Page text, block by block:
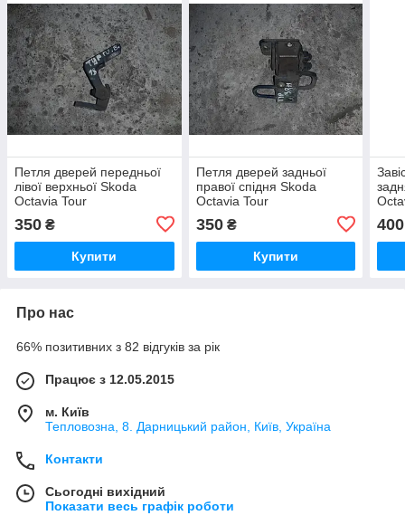
Петля дверей передньої
лівої верхньої Skoda
Octavia Tour
350 ₴
Купити
Петля дверей задньої
правої спідня Skoda
Octavia Tour
350₴
Купити
400
Про нас
66% позитивних з 82 відгуків за рік
Працює з 12.05.2015
м. Київ
Тепловозна, 8. Дарницький район, Київ, Україна
Контакти
Сьогодні вихідний
Показати весь графік роботи